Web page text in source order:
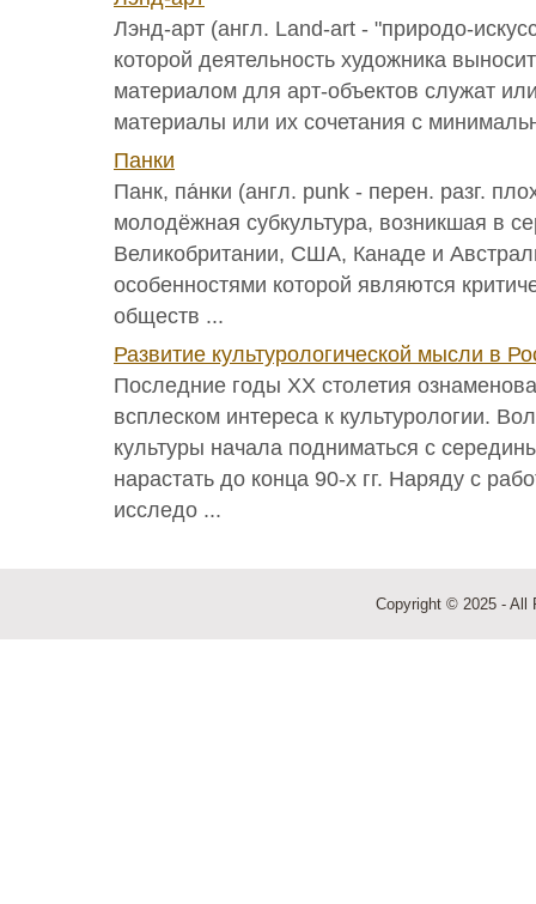
Лэнд-арт (англ. Land-art - "природо-
которой деятельность художника
материалом для арт-объектов служат
материалы или их сочетания с
Панки
Панк, па́нки (англ. punk - перен. разг.
молодёжная субкультура, возникшая в
Великобритании, США, Канаде и
особенностями которой являются
обществ ...
Развитие культурологической мысли в
Последние годы XX столетия
всплеском интереса к культурологии.
культуры начала подниматься с
нарастать до конца 90-х гг. Наряду с
исследо ...
Copyright © 2025 - All